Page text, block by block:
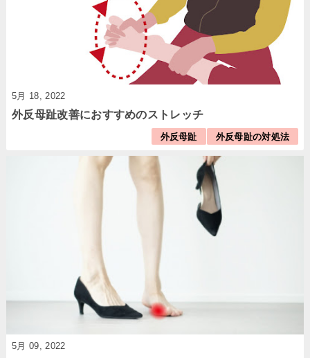
5月 18, 2022
外反母趾改善におすすめのストレッチ
外反母趾 外反母趾の対処法
5月 09, 2022